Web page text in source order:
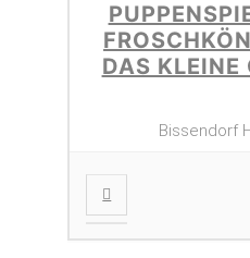
DAS KLEINE
Bissendorf